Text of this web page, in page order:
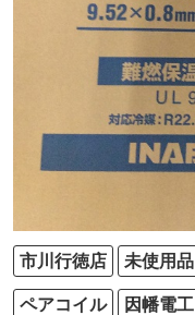
市川行徳店 未使用品
ペアコイル 因幡電工